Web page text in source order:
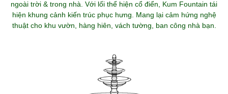
ngoài trời & trong nhà. Với lối thể hiện cổ điển, Kum Fountain tái
hiện khung cảnh kiến trúc phục hưng. Mang lại cảm hứng nghệ
thuật cho khu vườn, hàng hiên, vách tường, ban công nhà bạn.